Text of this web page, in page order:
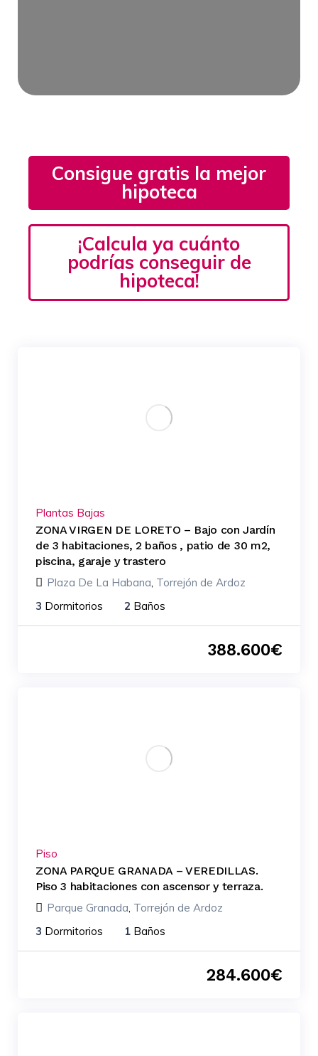
Consigue gratis la mejor
hipoteca
¡Calcula ya cuánto
podrías conseguir de
hipoteca!
Plantas Bajas
ZONA VIRGEN DE LORETO – Bajo con Jardín
de 3 habitaciones, 2 baños , patio de 30 m2,
piscina, garaje y trastero
Plaza De La Habana, Torrejón de Ardoz
3 Dormitorios 2 Baños
388.600€
Piso
ZONA PARQUE GRANADA – VEREDILLAS.
Piso 3 habitaciones con ascensor y terraza.
Parque Granada Torrejón de Ardoz
3 Dormitorios 1 Baños
284.600€